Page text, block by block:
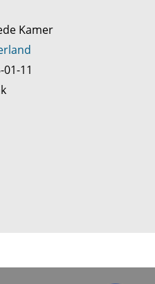
Kamer
01-11